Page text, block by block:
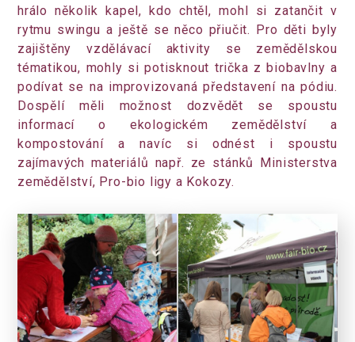
hrálo několik kapel, kdo chtěl, mohl si zatančit v
rytmu swingu a ještě se něco přiučit. Pro děti byly
zajištěny vzdělávací aktivity se zemědělskou
tématikou, mohly si potisknout trička z biobavlny a
podívat se na improvizovaná představení na pódiu.
Dospělí měli možnost dozvědět se spoustu
informací o ekologickém zemědělství a
kompostování a navíc si odnést i spoustu
zajímavých materiálů např. ze stánků Ministerstva
zemědělství, Pro-bio ligy a Kokozy.